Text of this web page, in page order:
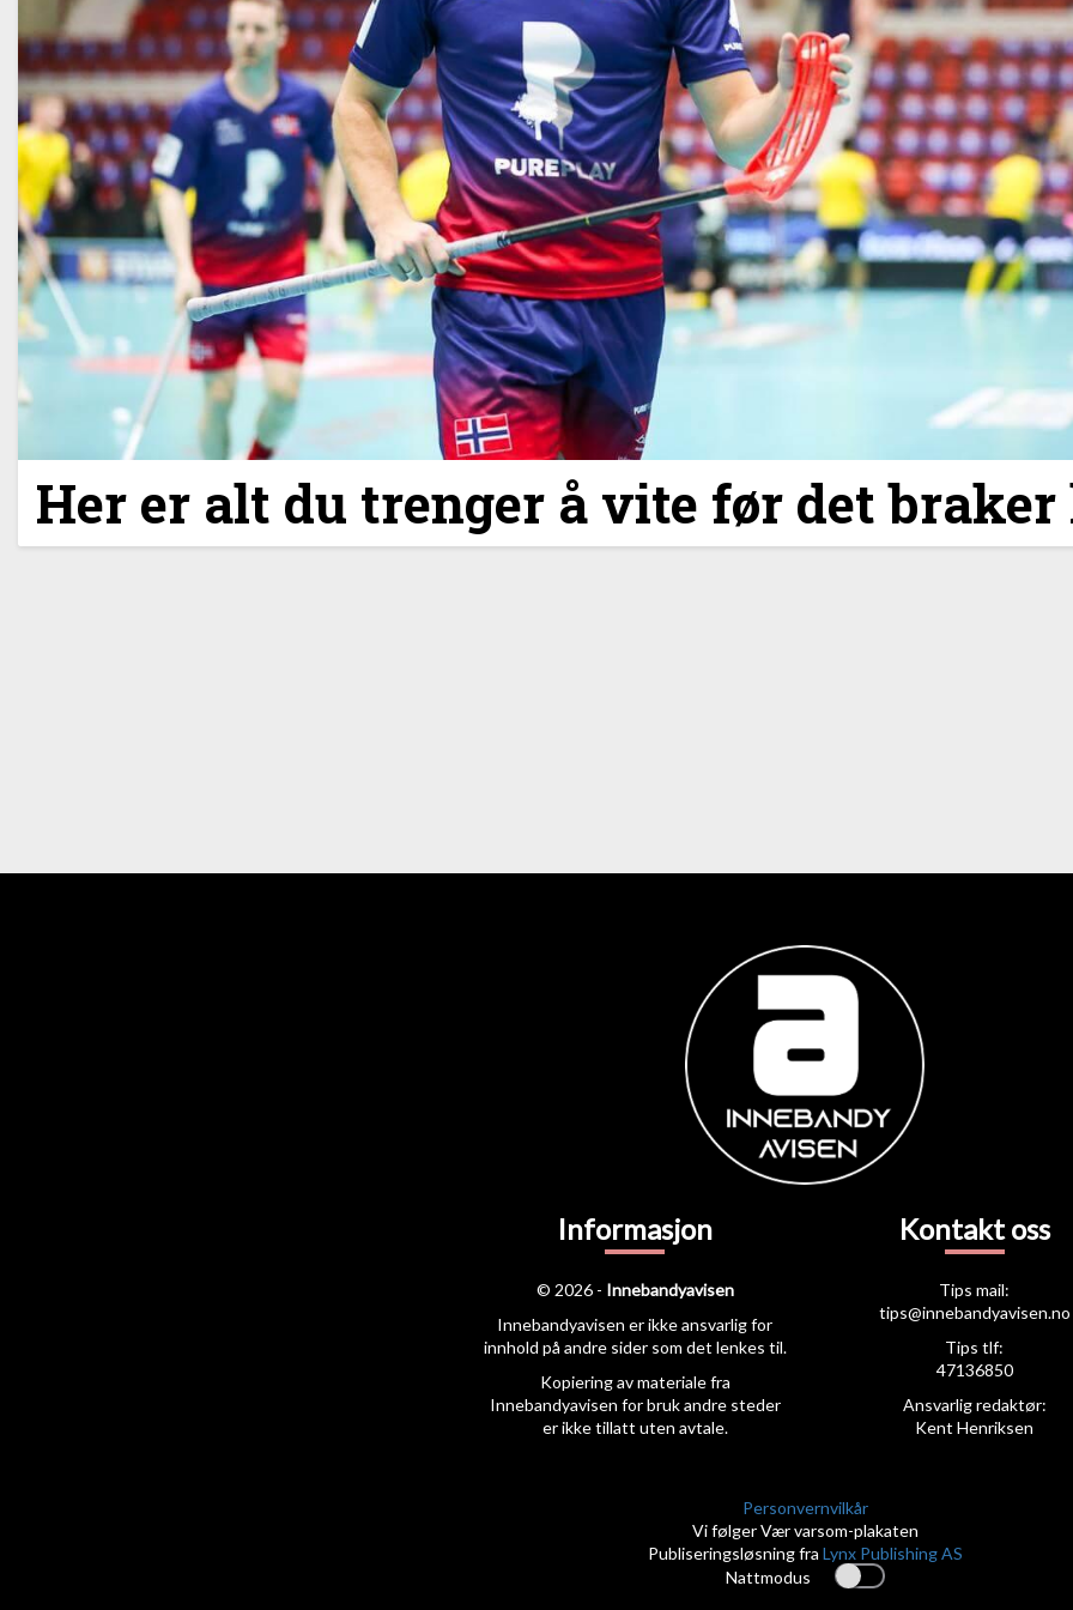
Her er alt du trenger å vite før det braker
Informasjon
© 2026 - Innebandyavisen
Innebandyavisen er ikke ansvarlig for
innhold på andre sider som det lenkes til.
Kopiering av materiale fra
Innebandyavisen for bruk andre steder
er ikke tillatt uten avtale.
Kontakt oss
Tips mail:
tips@innebandyavisen.no
Tips tlf:
47136850
Ansvarlig redaktør:
Kent Henriksen
Personvernvilkår
Vi følger Vær varsom-plakaten
Publiseringsløsning fra Lynx Publishing AS
Nattmodus